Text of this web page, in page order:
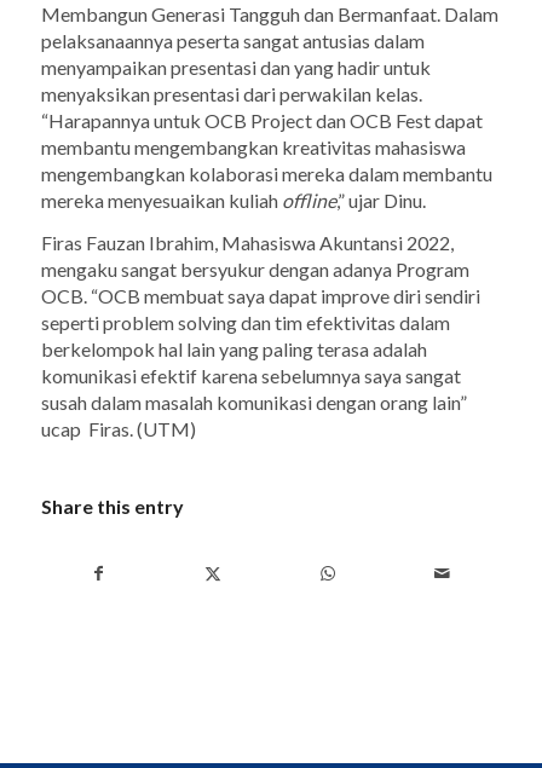
Membangun Generasi Tangguh dan Bermanfaat. Dalam
pelaksanaannya peserta sangat antusias dalam
menyampaikan presentasi dan yang hadir untuk
menyaksikan presentasi dari perwakilan kelas.
“Harapannya untuk OCB Project dan OCB Fest dapat
membantu mengembangkan kreativitas mahasiswa
mengembangkan kolaborasi mereka dalam membantu
mereka menyesuaikan kuliah offline,” ujar Dinu.
Firas Fauzan Ibrahim, Mahasiswa Akuntansi 2022,
mengaku sangat bersyukur dengan adanya Program
OCB. “OCB membuat saya dapat improvediri sendiri
sepertiproblem solvingdan tim efektivitas dalam
berkelompok hal lain yang paling terasa adalah
komunikasi efektif karena sebelumnya saya sangat
susah dalam masalah komunikasi dengan orang lain”
ucap Firas.(UTM)
Share this entry